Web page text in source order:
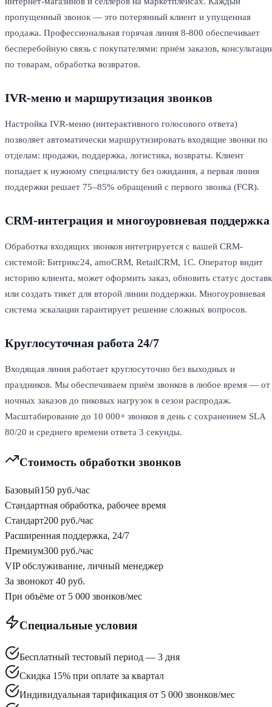
пропущенный звонок — это потерянный клиент и упущенная
продажа. Профессиональная горячая линия 8-800 обеспечивает
бесперебойную связь с покупателями: приём заказов,
по товарам, обработка возвратов.
IVR-меню и маршрутизация звонков
Настройка IVR-меню (интерактивного голосового ответа)
позволяет автоматически маршрутизировать входящие звонки по
отделам: продажи, поддержка, логистика, возвраты. Клиент
попадает к нужному специалисту без ожидания, а первая линия
поддержки решает 75–85% обращений с первого звонка (FCR).
CRM-интеграция и многоуровневая поддержка
Обработка входящих звонков интегрируется с вашей CRM-
системой: Битрикс24, amoCRM, RetailCRM, 1С. Оператор видит
историю клиента, может оформить заказ, обновить статус
или создать тикет для второй линии поддержки. Многоуровневая
система эскалации гарантирует решение сложных вопросов.
Круглосуточная работа 24/7
Входящая линия работает круглосуточно без выходных и
праздников. Мы обеспечиваем приём звонков в любое время — от
ночных заказов до пиковых нагрузок в сезон распродаж.
Масштабирование до 10 000+ звонков в день с сохранением SLA
80/20 и среднего времени ответа 3 секунды.
Стоимость обработки звонков
Базовый150 руб./час
Стандартная обработка, рабочее время
Стандарт200 руб./час
Расширенная поддержка, 24/7
Премиум300 руб./час
VIP обслуживание, личный менеджер
За звонокот 40 руб.
При объёме от 5 000 звонков/мес
Специальные условия
Бесплатный тестовый период — 3 дня
Скидка 15% при оплате за квартал
Индивидуальная тарификация от 5 000 звонков/мес